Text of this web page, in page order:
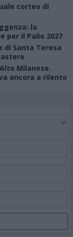
corteo di
la
per il Palio 2027
di Santa Teresa
Milanese.
ancora a rilento